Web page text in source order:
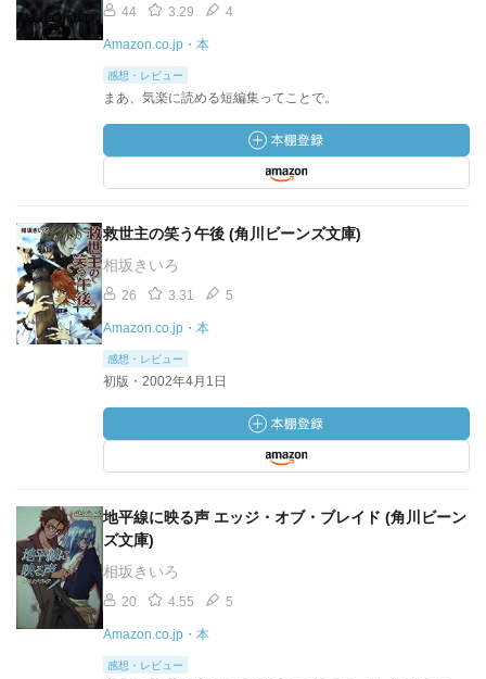
44 3.29 4
Amazon.co.jp・本
感想・レビュー
まあ、気楽に読める短編集ってことで。
救世主の笑う午後 (角川ビーンズ文庫)
相坂きいろ
26 3.31 5
Amazon.co.jp・本
感想・レビュー
初版・2002年4月1日
地平線に映る声 エッジ・オブ・ブレイド (角川ビーン
ズ文庫)
相坂きいろ
20 4.55 5
Amazon.co.jp・本
感想・レビュー